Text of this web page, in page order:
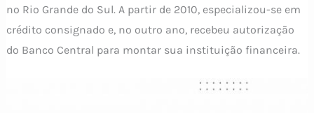
no Rio Grande do Sul. A partir de 2010, especializou-se em
crédito consignado e, no outro ano, recebeu autorização
do Banco Central para montar sua instituição financeira.